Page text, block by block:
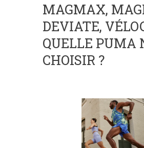
MAGMAX,
DEVIATE,
QUELLE PUMA
CHOISIR ?